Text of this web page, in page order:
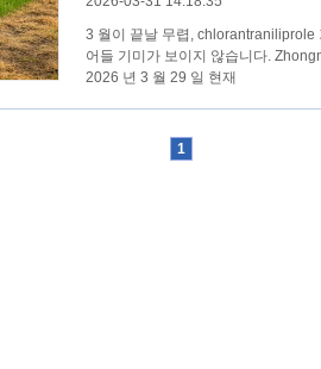
3 월이 끝날 무렵, chlorantraniliprole
어들 기미가 보이지 않습니다. Zhongnong Lihua 의 데이터에 따르면,
2026 년 3 월 29 일 현재
1